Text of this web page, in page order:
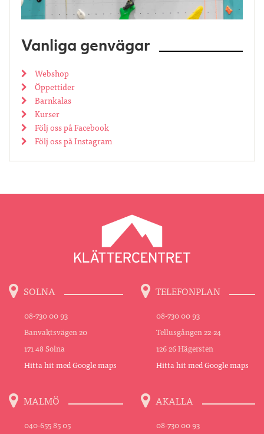
Vanliga genvägar
Webshop
Öppettider
Barnkalas
Kurser
Följ oss på Facebook
Följ oss på Instagram
SOLNA
08-730 00 93
Banvaktsvägen 20
171 48 Solna
Hitta hit med Google maps
TELEFONPLAN
08-730 00 93
Tellusgången 22-24
126 26 Hägersten
Hitta hit med Google maps
MALMÖ
040-655 85 05
AKALLA
08-730 00 93